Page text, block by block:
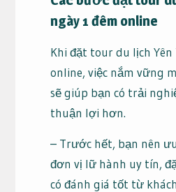
ngày 1 đêm online
Khi đặt tour du lịch Yên
online, việc nắm vững
sẽ giúp bạn có trải
thuận lợi hơn.
– Trước hết, bạn nên
đơn vị lữ hành uy tín,
có đánh giá tốt từ